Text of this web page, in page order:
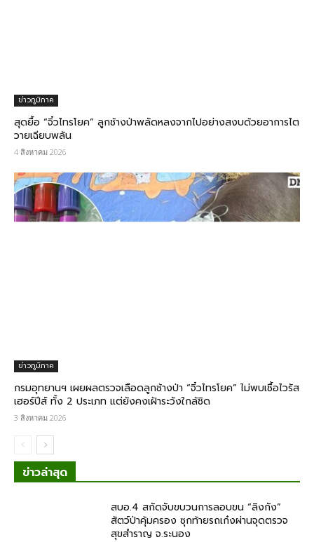
ข่าวภูมิภาค
สุดยื้อ​ “จิ๋วไทรโยค” ลูกช้างป่าพลัดหลงจากไปอย่างสงบด้วยอาการไต
วายเฉียบพลัน​
4 สิงหาคม 2026
ข่าวภูมิภาค
กรมอุทยานฯ เผยผลตรวจเลือดลูกช้างป่า​ “จิ๋วไทรโยค” ไม่พบเชื้อไวรัส
เฮอร์ปีส์ ทั้ง 2 ประเภท แต่ยังคงเฝ้าระวังใกล้ชิด
3 สิงหาคม 2026
ข่าวล่าสุด
สบอ.4 สกัดจับขบวนการลอบขน “ลิงกัง”
สัตว์ป่าคุ้มครอง ซุกท้ายรถเก๋งผ่านจุดตรวจ
สุขสำราญ จ.ระนอง